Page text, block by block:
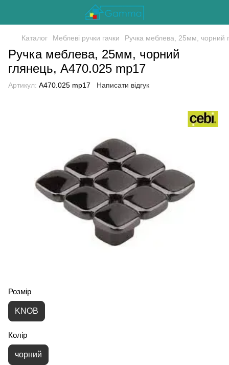
Каталог Меблеві ручки гачки Ручка меблева, 25мм, чорний
Ручка меблева, 25мм, чорний
глянець, A470.025 mp17
Артикул: A470.025 mp17 Написати відгук
Розмір
KNOB
Колір
чорний